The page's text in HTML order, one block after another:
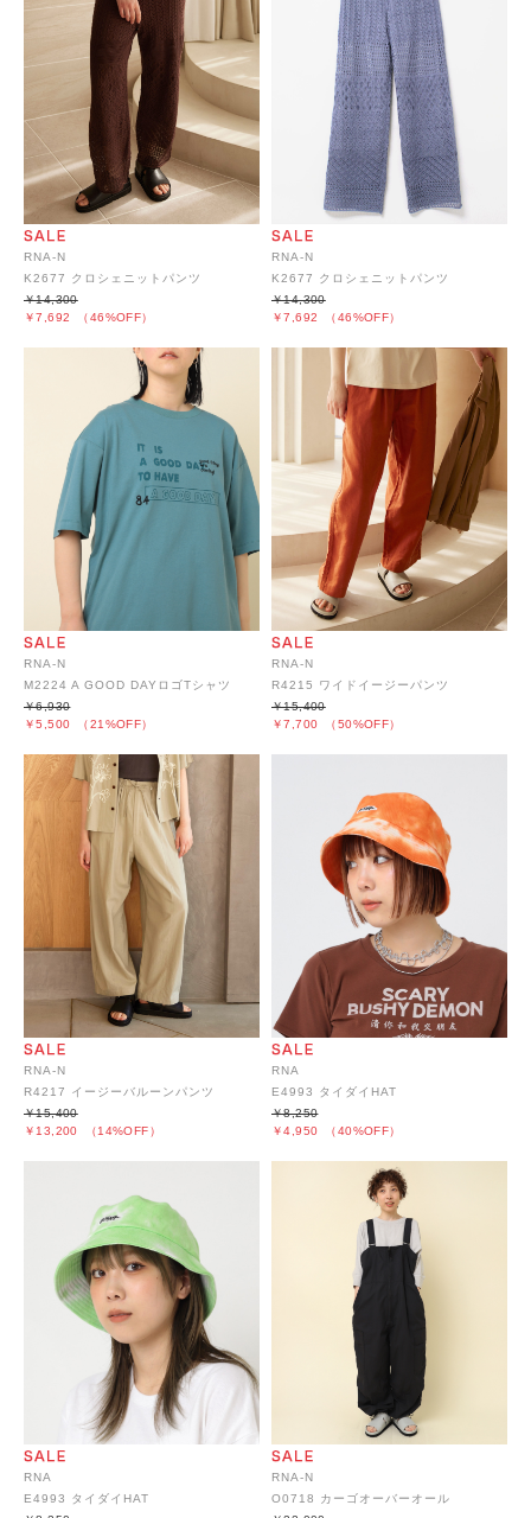
RNA-N
K2677 クロシェニットパンツ
￥7,692 （46%OFF）
￥14,300
RNA-N
K2677 クロシェニットパンツ
￥7,692 （46%OFF）
￥14,300
RNA-N
M2224 A GOOD DAYロゴTシャツ
￥5,500 （21%OFF）
￥6,930
RNA-N
R4215 ワイドイージーパンツ
￥7,700 （50%OFF）
￥15,400
RNA-N
R4217 イージーバルーンパンツ
￥13,200 （14%OFF）
￥15,400
RNA
E4993 タイダイHAT
￥4,950 （40%OFF）
￥8,250
RNA
E4993 タイダイHAT
RNA-N
O0718 カーゴオーバーオール